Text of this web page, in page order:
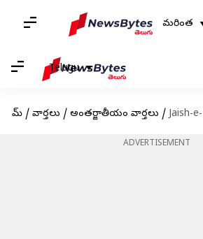
మరింత
Telugu
హోమ్ / వార్తలు / అంతర్జాతీయం వార్తలు / Jaish-e-
ADVERTISEMENT